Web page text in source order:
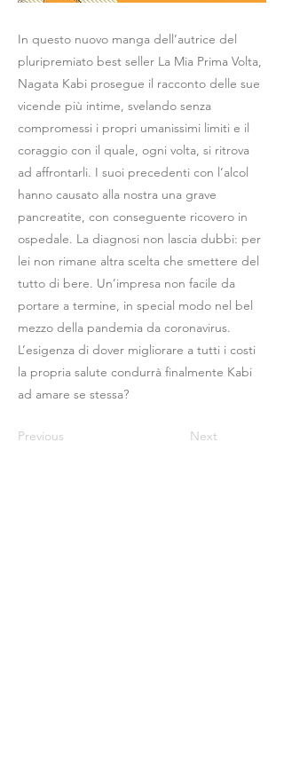
In questo nuovo manga dell’autrice del
pluripremiato best seller La Mia Prima Volta,
Nagata Kabi prosegue il racconto delle sue
vicende più intime, svelando senza
compromessi i propri umanissimi limiti e il
coraggio con il quale, ogni volta, si ritrova
ad affrontarli. I suoi precedenti con l’alcol
hanno causato alla nostra una grave
pancreatite, con conseguente ricovero in
ospedale. La diagnosi non lascia dubbi: per
lei non rimane altra scelta che smettere del
tutto di bere. Un’impresa non facile da
portare a termine, in special modo nel bel
mezzo della pandemia da coronavirus.
L’esigenza di dover migliorare a tutti i costi
la propria salute condurrà finalmente Kabi
ad amare se stessa?
Previous Next